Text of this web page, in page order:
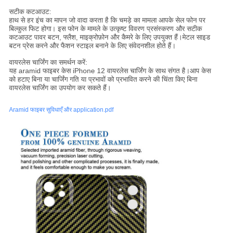
सटीक कटआउट:
हाथ से हर इंच का मापन जो वादा करता है कि चमड़े का मामला आपके सेल फोन पर
बिल्कुल फिट होगा। इस फोन के मामले के उत्कृष्ट विवरण प्रसंस्करण और सटीक
कटआउट पावर बटन, फ्लैश, माइक्रोफ़ोन और कैमरे के लिए उपयुक्त हैं।मेटल साइड
बटन प्रेस करने और फैशन स्टाइल बनाने के लिए संवेदनशील होते हैं।
वायरलेस चार्जिंग का समर्थन करें:
यह aramid फाइबर केस iPhone 12 वायरलेस चार्जिंग के साथ संगत है।आप केस
को हटाए बिना या चार्जिंग गति या प्रभावों को प्रभावित करने की चिंता किए बिना
वायरलेस चार्जिंग का उपयोग कर सकते हैं।
Aramid फाइबर सुविधाएँ और application.pdf